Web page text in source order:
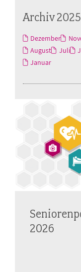
Archiv 2025
Dezember
August
Juli
Januar
2026